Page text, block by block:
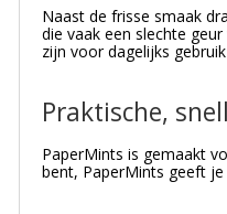
Naast de frisse smaak
die vaak een slechte
zijn voor dagelijks
Praktische,
PaperMints is gemaakt
bent, PaperMints geeft